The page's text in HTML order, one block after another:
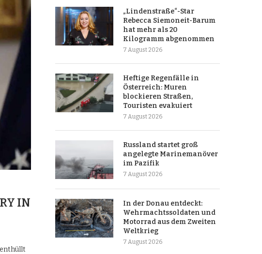
IN
enthüllt
„Lindenstraße“-Star
Rebecca Siemoneit-Barum
hat mehr als 20
Kilogramm abgenommen
7 August 2026
Heftige Regenfälle in
Österreich: Muren
blockieren Straßen,
Touristen evakuiert
7 August 2026
Russland startet groß
angelegte Marinemanöver
im Pazifik
7 August 2026
In der Donau entdeckt:
Wehrmachtssoldaten und
Motorrad aus dem Zweiten
Weltkrieg
7 August 2026